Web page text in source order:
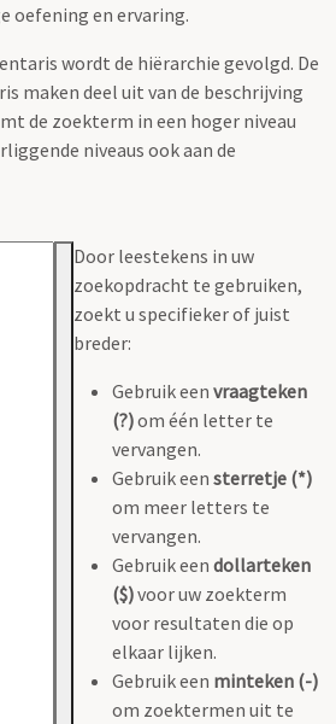
oefening en ervaring.
wordt de hiërarchie gevolgd. De
maken deel uit van de beschrijving
de zoekterm in een hoger niveau
niveaus ook aan de
Door leestekens in uw
zoekopdracht te gebruiken,
zoekt u specifieker of juist
breder:
Gebruik een vraagteken
(?)om één letter te
vervangen.
Gebruik een sterretje (*)
om meer letters te
vervangen.
Gebruik een dollarteken
($)voor uw zoekterm
voor resultaten die op
elkaar lijken.
Gebruik een minteken (-)
om zoektermen uit te